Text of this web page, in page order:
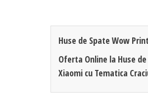
Huse de Spate Wow
Oferta Online la Huse
Xiaomi cu Tematica